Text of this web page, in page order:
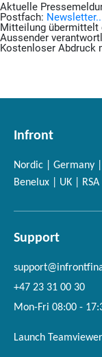
Aktuelle
Postfach:
Mitteilung übermittelt
Aussender
Kostenloser Abdruck
Infront
Nordic | Germany
Benelux | UK | RSA
Support
+47 23 31 00 30
Mon-Fri 08:00 -
Launch Teamviewer